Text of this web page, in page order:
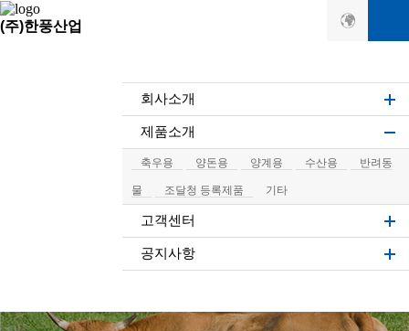
(주)한풍산업
회사소개
제품소개
축우용 양돈용 양계용 수산용 반려동
물 조달청 등록제품 기타
고객센터
공지사항